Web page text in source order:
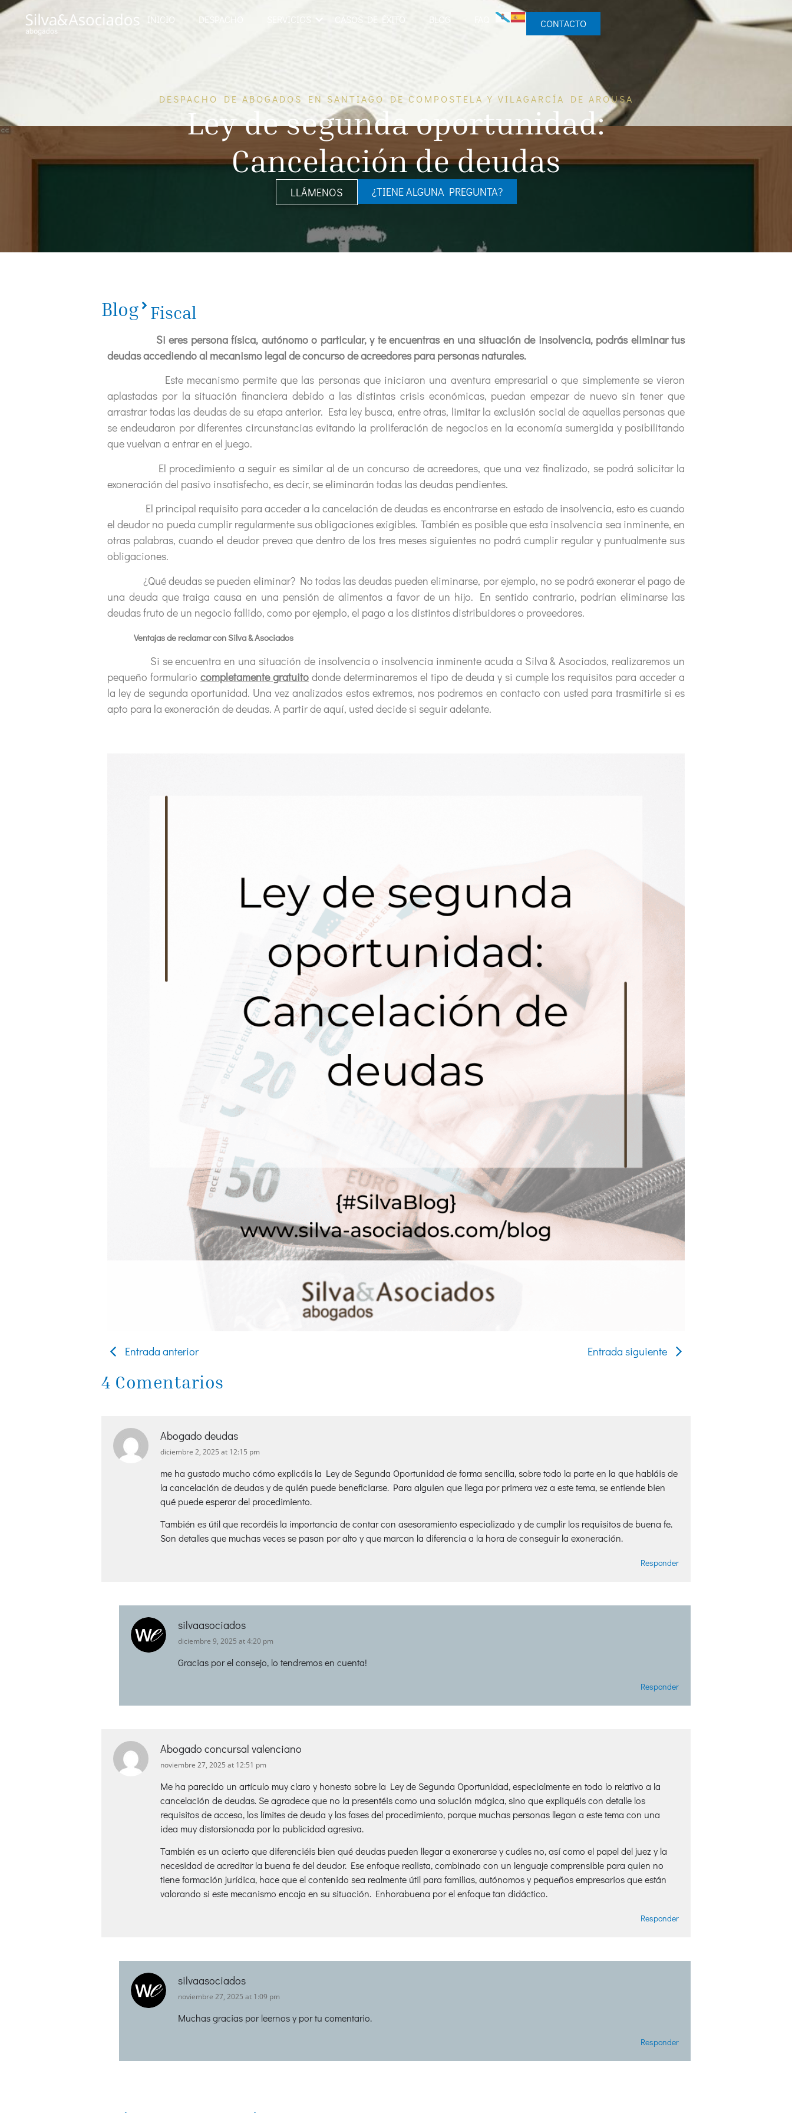
INICIO DESPACHO SERVICIOS CASOS DE ÉXITO BLOG CONTACTO
DESPACHO DE ABOGADOS EN SANTIAGO DE COMPOSTELA Y VILAGARCÍA DE AROUSA
Ley de segunda oportunidad:
Cancelación de deudas
LLÁMENOS ¿TIENE ALGUNA PREGUNTA?
Blog Fiscal
Si eres persona física, autónomo o particular, y te encuentras en una situación de insolvencia, podrás eliminar tus
deudas accediendo al mecanismo legal de concurso de acreedores para personas naturales.
Este mecanismo permite que las personas que iniciaron una aventura empresarial o que simplemente se vieron
aplastadas por la situación financiera debido a las distintas crisis económicas, puedan empezar de nuevo sin tener que
arrastrar todas las deudas de su etapa anterior. Esta ley busca, entre otras, limitar la exclusión social de aquellas personas que
se endeudaron por diferentes circunstancias evitando la proliferación de negocios en la economía sumergida y posibilitando
que vuelvan a entrar en el juego.
El procedimiento a seguir es similar al de un concurso de acreedores, que una vez finalizado, se podrá solicitar la
exoneración del pasivo insatisfecho, es decir, se eliminarán todas las deudas pendientes.
El principal requisito para acceder a la cancelación de deudas es encontrarse en estado de insolvencia, esto es cuando
el deudor no pueda cumplir regularmente sus obligaciones exigibles. También es posible que esta insolvencia sea inminente, en
otras palabras, cuando el deudor prevea que dentro de los tres meses siguientes no podrá cumplir regular y puntualmente sus
obligaciones.
¿Qué deudas se pueden eliminar? No todas las deudas pueden eliminarse, por ejemplo, no se podrá exonerar el pago de
una deuda que traiga causa en una pensión de alimentos a favor de un hijo. En sentido contrario, podrían eliminarse las
deudas fruto de un negocio fallido, como por ejemplo, el pago a los distintos distribuidores o proveedores.
Ventajas de reclamar con Silva & Asociados
Si se encuentra en una situación de insolvencia o insolvencia inminente acuda a Silva & Asociados, realizaremos un
pequeño formulario completamente gratuito donde determinaremos el tipo de deuda y si cumple los requisitos para acceder a
la ley de segunda oportunidad. Una vez analizados estos extremos, nos podremos en contacto con usted para trasmitirle si es
apto para la exoneración de deudas. A partir de aquí, usted decide si seguir adelante.
Entrada anterior Entrada siguiente
4 Comentarios
Abogado deudas
diciembre 2, 2025 at 12:15 pm
me ha gustado mucho cómo explicáis la Ley de Segunda Oportunidad de forma sencilla, sobre todo la parte en la que habláis de
la cancelación de deudas y de quién puede beneficiarse. Para alguien que llega por primera vez a este tema, se entiende bien
qué puede esperar del procedimiento.
También es útil que recordéis la importancia de contar con asesoramiento especializado y de cumplir los requisitos de buena fe.
Son detalles que muchas veces se pasan por alto y que marcan la diferencia a la hora de conseguir la exoneración.
Responder
silvaasociados
diciembre 9, 2025 at 4:20 pm
Gracias por el consejo, lo tendremos en cuenta!
Responder
Abogado concursal valenciano
noviembre 27, 2025 at 12:51 pm
Me ha parecido un artículo muy claro y honesto sobre la Ley de Segunda Oportunidad, especialmente en todo lo relativo a la
cancelación de deudas. Se agradece que no la presentéis como una solución mágica, sino que expliquéis con detalle los
requisitos de acceso, los límites de deuda y las fases del procedimiento, porque muchas personas llegan a este tema con una
idea muy distorsionada por la publicidad agresiva.
También es un acierto que diferenciéis bien qué deudas pueden llegar a exonerarse y cuáles no, así como el papel del juez y la
necesidad de acreditar la buena fe del deudor. Ese enfoque realista, combinado con un lenguaje comprensible para quien no
tiene formación jurídica, hace que el contenido sea realmente útil para familias, autónomos y pequeños empresarios que están
valorando si este mecanismo encaja en su situación. Enhorabuena por el enfoque tan didáctico.
Responder
silvaasociados
noviembre 27, 2025 at 1:09 pm
Muchas gracias por leernos y por tu comentario.
Responder